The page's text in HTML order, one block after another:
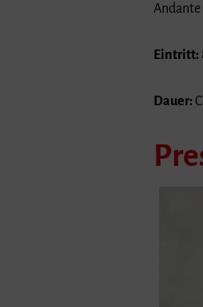
Andante
Eintritt:
Dauer: